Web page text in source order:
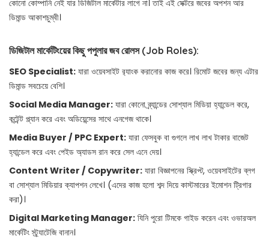
কোনো কোম্পানি নেই যার ডিজিটাল মার্কেটার লাগে না। তাই এই সেক্টরে জবের অপশন আর
ডিমান্ড আকাশচুম্বী।
ডিজিটাল মার্কেটিংয়ের কিছু পপুলার জব রোলস (Job Roles):
SEO Specialist: যারা ওয়েবসাইট র‍্যাংক করানোর কাজ করে। রিমোট জবের জন্য এটার
ডিমান্ড সবচেয়ে বেশি।
Social Media Manager: যারা কোনো ব্র্যান্ডের সোশ্যাল মিডিয়া হ্যান্ডেল করে,
কন্টেন্ট প্ল্যান করে এবং অডিয়েন্সের সাথে এনগেজ থাকে।
Media Buyer / PPC Expert: যারা ফেসবুক বা গুগলে লাখ লাখ টাকার বাজেট
হ্যান্ডেল করে এবং পেইড অ্যাডস রান করে সেল এনে দেয়।
Content Writer / Copywriter: যারা বিজ্ঞাপনের স্ক্রিপ্ট, ওয়েবসাইটের ব্লগ
বা সোশ্যাল মিডিয়ার ক্যাপশন লেখে। (এদের কাজ হলো শব্দ দিয়ে কাস্টমারের ইমোশন ট্রিগার
করা)।
Digital Marketing Manager: যিনি পুরো টিমকে গাইড করেন এবং ওভারঅল
মার্কেটিং স্ট্র্যাটেজি বানান।